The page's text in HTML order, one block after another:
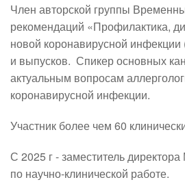
Член авторской группы
рекомендаций «Профилактика,
новой коронавирусной инфекции
и выпусков.  Спикер основных
актуальным вопросам
коронавирусной инфекции.
Участник более чем 60
С 2025 г - заместитель
по научно-клинической работе.